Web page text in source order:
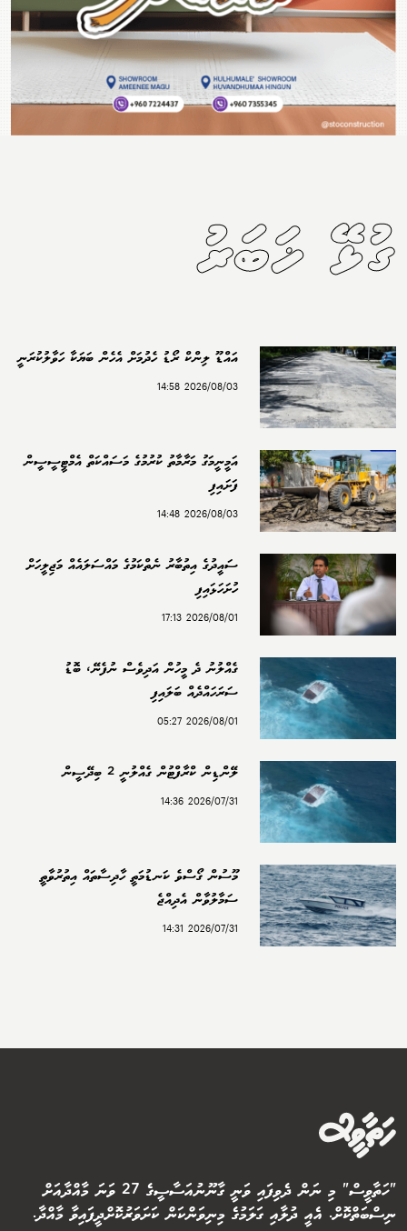
ގުޅޭ ޚަބަރު
އައްޑޫ ލިންކް ރޯޑު ހެދުމަށް އެހެން ބަޔަކާ ހަވާލުކުރަނީ
2026/08/03 14:58
އަމީނީމަގު މަރާމާތު ކުރުމުގެ މަސައްކަތް އެމްޓީސީސީން
ފަށައިފި
2026/08/03 14:48
ސައީދުގެ އިތުބާރު ނެތްކަމުގެ މައްސަލައެއް މަޖިލީހަށް
ހުށަހަޅައިފި
2026/08/01 17:13
ގެއްލުނު ދެ މީހުން އަދިވެސް ނުފެނޭ، ބޮޑު
ސަރަހައްދެއް ބަލައިފި
2026/08/01 05:27
ލޭންޑިން ކްރާފްޓުން ގެއްލުނީ 2 ބިދޭސީން
2026/07/31 14:36
މޫސުން ގޯސްވެ ކަނޑުމަތީ ހާދިސާތައް އިތުރުވާތީ
ސަމާލުވާން އެދިއްޖެ
2026/07/31 14:31
"ހަތާވީސް" މި ނަން ދެވިފައި ވަނީ ގާނޫނުއަސާސީގެ 27 ވަނަ މާއްދާއަށް
ނިސްބަތްކޮށް. އެއީ ދުލާއި ގަލަމުގެ މިނިވަންކަން ކަށަވަރުކޮށްދީފައިވާ މާއްދާ.